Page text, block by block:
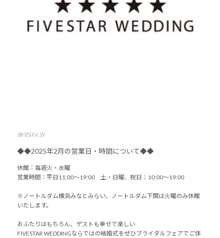
2025.01.31
◆◆2025年2月の営業日・時間について◆◆
休館：毎週火・水曜
営業時間：平日11:00～19:00 土・日曜、祝日：10:00～19:00
※ノートルダム横浜みなとみらい、ノートルダム下関は火曜のみ休館
いたします。
おふたりはもちろん、ゲストも幸せで楽しい
FIVESTAR WEDDINGならではの結婚式をぜひブライダルフェアでご体